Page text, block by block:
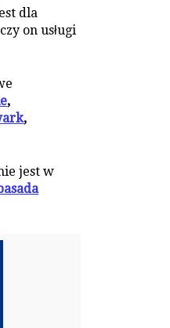
dla
on usługi
,
,
jest w